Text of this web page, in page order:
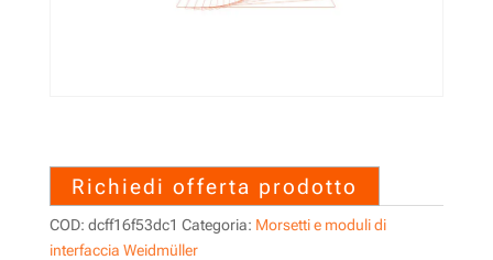
Richiedi offerta prodotto
COD: dcff16f53dc1 Categoria: Morsetti e moduli di
interfaccia Weidmüller